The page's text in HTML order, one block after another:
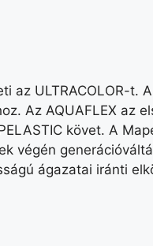
az ULTRACOLOR-t.
Az AQUAFLEX az
követ. A
végén
ágazatai iránti